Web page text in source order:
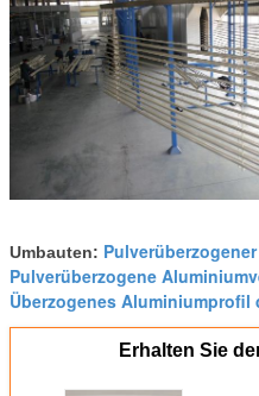
Umbauten:
Pulverüberzogene
Überzogenes Aluminiumprofil
Erhalten Sie